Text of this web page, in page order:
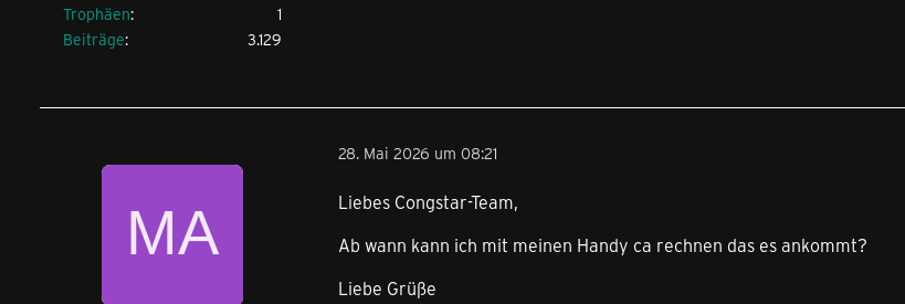
Trophäen
1
Beiträge
3.129
28. Mai 2026 um 08:21
Liebes Congstar-Team,
Ab wann kann ich mit meinen Handy ca rechnen das es ankommt?
Liebe Grüße